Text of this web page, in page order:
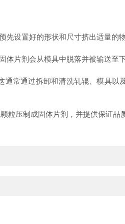
设置好的形状和尺寸挤出适量的物
片剂会从模具中脱落并被输送至下
常通过拆卸和清洗轧辊、模具以
压制成固体片剂，并提供保证品